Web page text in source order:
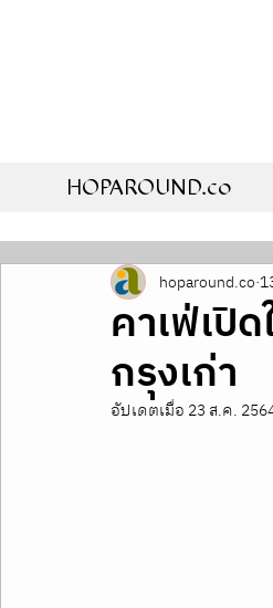
HOPAROUND.co
คาเฟ่เปิ
กรุงเก่า
hoparound.co
อัปเดตเมื่อ 23 ส.ค.